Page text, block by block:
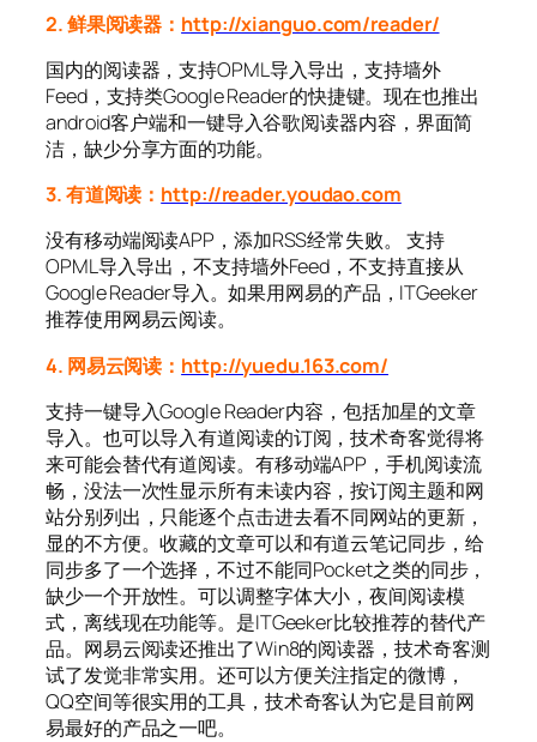
2. 鲜果阅读器： http://xianguo.com/reader/
国内的阅读器，支持OPML导入导出，支持墙外
Feed，支持类Google Reader的快捷键。现在也推出
android客户端和一键导入谷歌阅读器内容，界面简
洁，缺少分享方面的功能。
3. 有道阅读： http://reader.youdao.com
没有移动端阅读APP，添加RSS经常失败。 支持
OPML导入导出，不支持墙外Feed，不支持直接从
Google Reader导入。如果用网易的产品，ITGeeker
推荐使用网易云阅读。
4. 网易云阅读： http://yuedu.163.com/
支持一键导入Google Reader内容，包括加星的文章
导入。也可以导入有道阅读的订阅，技术奇客觉得将
来可能会替代有道阅读。有移动端APP，手机阅读流
畅，没法一次性显示所有未读内容，按订阅主题和网
站分别列出，只能逐个点击进去看不同网站的更新，
显的不方便。收藏的文章可以和有道云笔记同步，给
同步多了一个选择，不过不能同Pocket之类的同步，
缺少一个开放性。可以调整字体大小，夜间阅读模
式，离线现在功能等。是ITGeeker比较推荐的替代产
品。网易云阅读还推出了Win8的阅读器，技术奇客测
试了发觉非常实用。还可以方便关注指定的微博，
QQ空间等很实用的工具，技术奇客认为它是目前网
易最好的产品之一吧。